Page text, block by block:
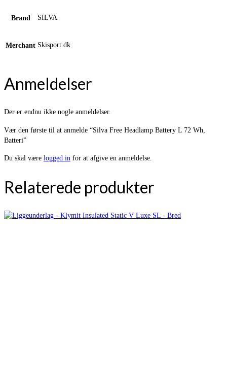
Brand SILVA
Merchant Skisport.dk
Anmeldelser
Der er endnu ikke nogle anmeldelser.
Vær den første til at anmelde “Silva Free Headlamp Battery L 72 Wh,
Batteri”
Du skal være logged in for at afgive en anmeldelse.
Relaterede produkter